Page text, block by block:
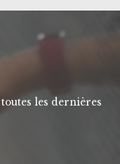
les dernières